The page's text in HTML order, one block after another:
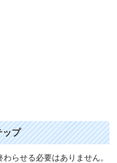
ップ
らせる必要はありません。